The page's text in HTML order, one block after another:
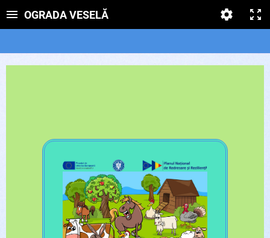
OGRADA VESELĂ